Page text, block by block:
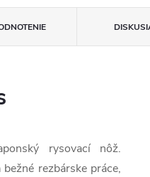
rysovací nôž.
rezbárske práce,